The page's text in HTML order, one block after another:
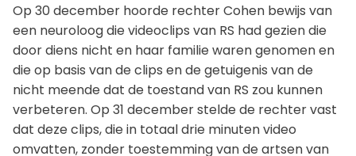
Op 30 december hoorde rechter Cohen bewijs van
een neuroloog die videoclips van RS had gezien die
door diens nicht en haar familie waren genomen en
die op basis van de clips en de getuigenis van de
nicht meende dat de toestand van RS zou kunnen
verbeteren. Op 31 december stelde de rechter vast
dat deze clips, die in totaal drie minuten video
omvatten, zonder toestemming van de artsen van